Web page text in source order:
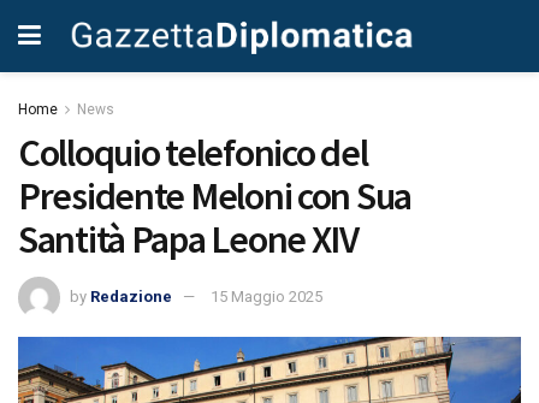
Home News
Colloquio telefonico del
Presidente Meloni con Sua
Santità Papa Leone XIV
by Redazione 15 Maggio 2025